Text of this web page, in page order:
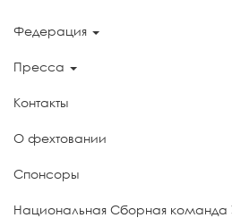
Федерация
Пресса
Контакты
О фехтовании
Спонсоры
Национальная Сборная команда